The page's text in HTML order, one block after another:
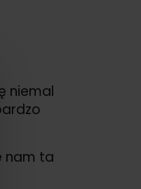
niemal
nam ta